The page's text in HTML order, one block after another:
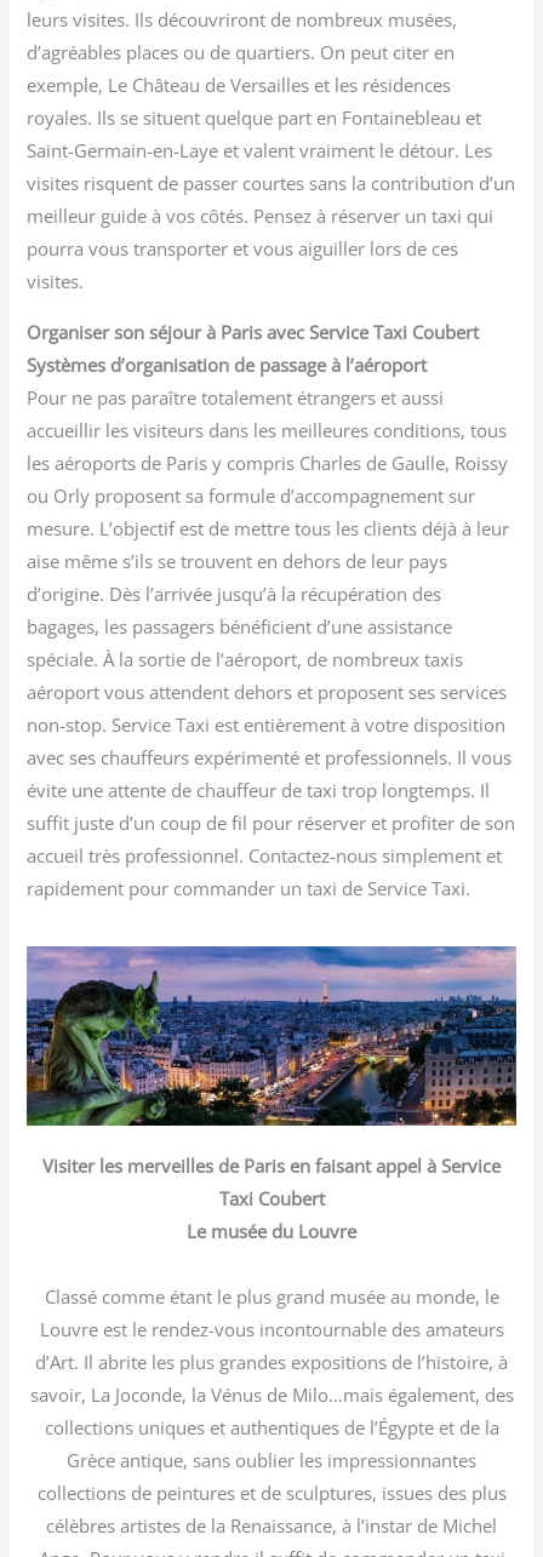
leurs visites. Ils découvriront de nombreux musées,
d’agréables places ou de quartiers. On peut citer en
exemple, Le Château de Versailles et les résidences
royales. Ils se situent quelque part en Fontainebleau et
Saint-Germain-en-Laye et valent vraiment le détour. Les
visites risquent de passer courtes sans la contribution d’un
meilleur guide à vos côtés. Pensez à réserver un taxi qui
pourra vous transporter et vous aiguiller lors de ces
visites.
Organiser son séjour à Paris avec Service Taxi Coubert
Systèmes d’organisation de passage à l’aéroport
Pour ne pas paraître totalement étrangers et aussi
accueillir les visiteurs dans les meilleures conditions, tous
les aéroports de Paris y compris Charles de Gaulle, Roissy
ou Orly proposent sa formule d’accompagnement sur
mesure. L’objectif est de mettre tous les clients déjà à leur
aise même s’ils se trouvent en dehors de leur pays
d’origine. Dès l’arrivée jusqu’à la récupération des
bagages, les passagers bénéficient d’une assistance
spéciale. À la sortie de l’aéroport, de nombreux taxis
aéroport vous attendent dehors et proposent ses services
non-stop. Service Taxi est entièrement à votre disposition
avec ses chauffeurs expérimenté et professionnels. Il vous
évite une attente de chauffeur de taxi trop longtemps. Il
suffit juste d’un coup de fil pour réserver et profiter de son
accueil très professionnel. Contactez-nous simplement et
rapidement pour commander un taxi de Service Taxi.
Visiter les merveilles de Paris en faisant appel à Service
Taxi Coubert
Le musée du Louvre
Classé comme étant le plus grand musée au monde, le
Louvre est le rendez-vous incontournable des amateurs
d’Art. Il abrite les plus grandes expositions de l’histoire, à
savoir, La Joconde, la Vénus de Milo…mais également, des
collections uniques et authentiques de l’Égypte et de la
Grèce antique, sans oublier les impressionnantes
collections de peintures et de sculptures, issues des plus
célèbres artistes de la Renaissance, à l’instar de Michel